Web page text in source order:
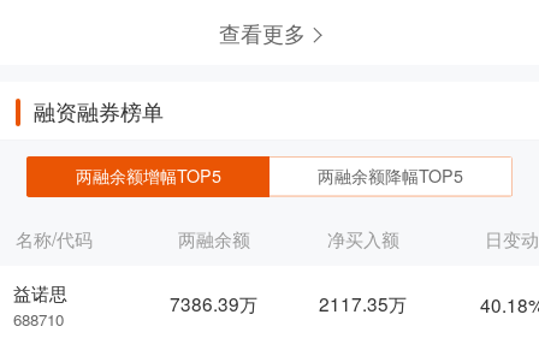
查看更多
融资融券榜单
两融余额增幅TOP5 两融余额降幅TOP5
名称/代码
益诺思
688710
两融余额 净买入额 日变动
7386.39万 2117.35万